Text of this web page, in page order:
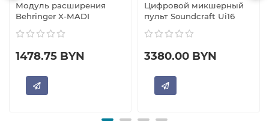
Модуль расширения
Behringer X-MADI
1478.75 BYN
Цифровой микшерный
пульт Soundcraft Ui16
3380.00 BYN